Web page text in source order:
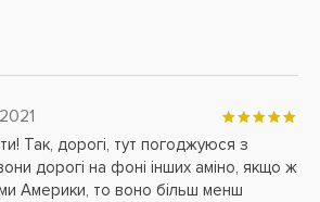
Так, дорогі, тут погоджуюся з
дорогі на фоні інших аміно, якщо ж
Америки, то воно більш менш